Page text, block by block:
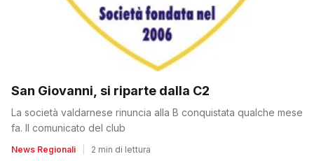
San Giovanni, si riparte dalla C2
La società valdarnese rinuncia alla B conquistata qualche mese
fa. Il comunicato del club
News Regionali 2 min di lettura